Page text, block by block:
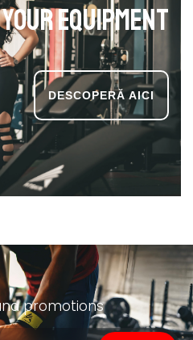
equipment
promotions